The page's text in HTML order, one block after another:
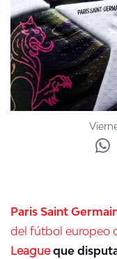
CORPORATIVO
CANAL DE
ÁREA DE
Paris Saint
del fútbol europeo
Leagueque